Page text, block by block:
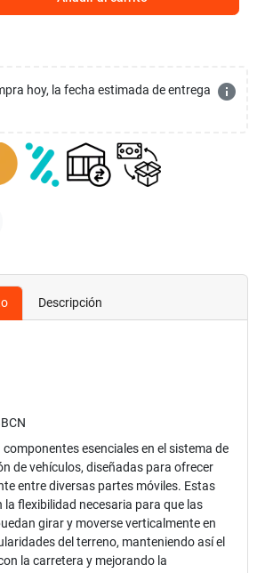
hoy, la fecha estimada de entrega info
Descripción
esenciales en el sistema de
de vehículos, diseñadas para ofrecer
entre diversas partes móviles. Estas
flexibilidad necesaria para que las
girar y moverse verticalmente en
del terreno, manteniendo así el
la carretera y mejorando la